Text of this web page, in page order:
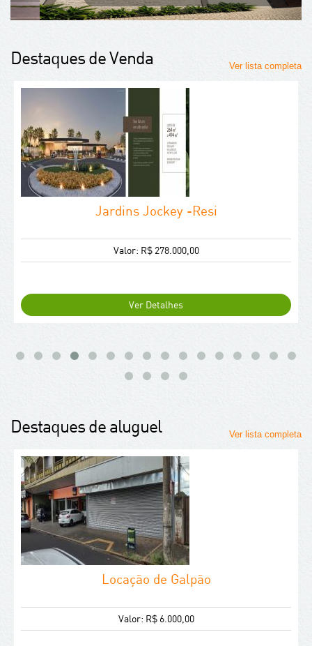
Ver lista completa
Destaques de Venda
Jardins Jockey -Resi
Valor: R$ 278.000,00
Ver Detalhes
Ver lista completa
Destaques de aluguel
Locação de Galpão
Valor: R$ 6.000,00